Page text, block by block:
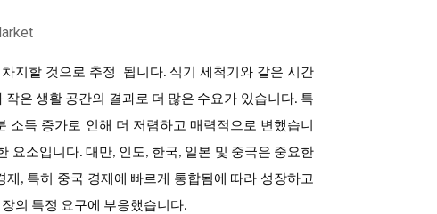
지할 것으로 추정
됩니다. 식기 세척기와 같은 시간
은 생활 공간의 결과로 더 많은 수요가 있습니다. 특
득 증가로 인해 더 저렴하고 매력적으로 변했습니
요소입니다. 대만, 인도, 한국, 일본 및 중국은 중요한
, 특히 중국 경제에 빠르게 통합됨에 따라 성장하고
의 특정 요구에 부응했습니다.